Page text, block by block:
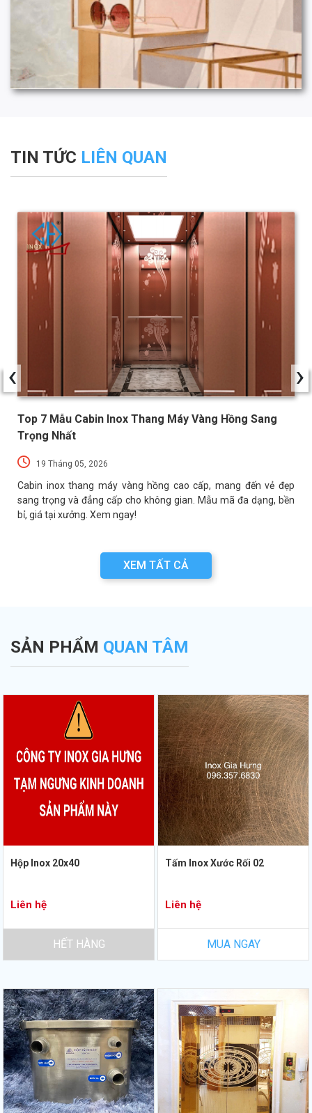
TIN TỨC LIÊN QUAN
Top 7 Mẫu Cabin Inox Thang Máy Vàng Hồng Sang
Trọng Nhất
19 Tháng 05, 2026
Cabin inox thang máy vàng hồng cao cấp, mang đến vẻ đẹp
sang trọng và đẳng cấp cho không gian. Mẫu mã đa dạng, bền
bỉ, giá tại xưởng. Xem ngay!
‹ ›
XEM TẤT CẢ
SẢN PHẨM QUAN TÂM
Hộp Inox 20x40
Liên hệ
HẾT HÀNG
Tấm Inox Xước Rối 02
Liên hệ
MUA NGAY